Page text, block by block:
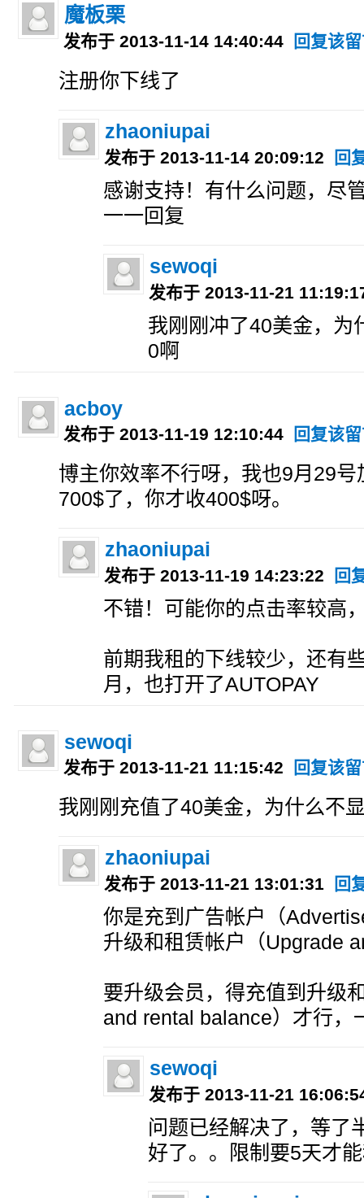
魔板栗
发布于 2013-11-14 14:40:44 回复该
注册你下线了
zhaoniupai
发布于 2013-11-14 20:09:12 回
感谢支持！有什么问题，尽
一一回复
sewoqi
发布于 2013-11-21
我刚刚冲了40美金，为
0啊
acboy
发布于 2013-11-19 12:10:44 回复该
博主你效率不行呀，我也9月29
700$了，你才收400$呀。
zhaoniupai
发布于 2013-11-19 14:23:22 回
不错！可能你的点击率较高
前期我租的下线较少，还有
月，也打开了AUTOPAY
sewoqi
发布于 2013-11-21 11:15:42 回复该
我刚刚充值了40美金，为什么不
zhaoniupai
发布于 2013-11-21 13:01:31 回
你是充到广告帐户（
升级和租赁帐户（Upgrade
要升级会员，得充值到升级
and rental balance）才行，
sewoqi
发布于 2013-11-21
问题已经解决了，等了
好了。。限制要5天才